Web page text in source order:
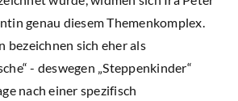
genau diesem Themenkomplex.
bezeichnen sich eher als
- deswegen „Steppenkinder“
nach einer spezifisch